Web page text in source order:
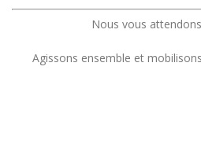
Nous vous
Agissons ensemble et